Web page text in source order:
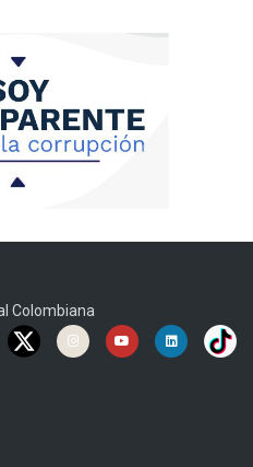
Colombiana